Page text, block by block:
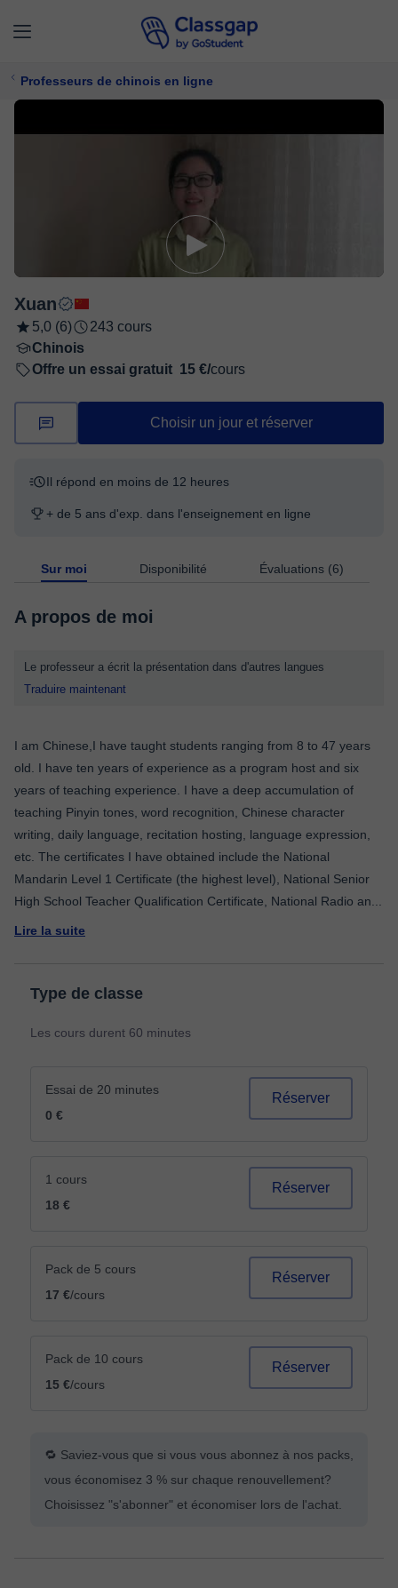
Professeurs de chinois en ligne
Xuan
5,0 (6)
243 cours
Chinois
Offre un essai gratuit 15 €/cours
Choisir un jour et réserver
Il répond en moins de 12 heures
+ de 5 ans d'exp. dans l'enseignement en ligne
Sur moi Disponibilité Évaluations (6)
A propos de moi
Le professeur a écrit la présentation dans d'autres langues
Traduire maintenant
I am Chinese,I have taught students ranging from 8 to 47 years
old. I have ten years of experience as a program host and six
years of teaching experience. I have a deep accumulation of
teaching Pinyin tones, word recognition, Chinese character
writing, daily language, recitation hosting, language expression,
etc. The certificates I have obtained include the National
Mandarin Level 1 Certificate (the highest level), National Senior
High School Teacher Qualification Certificate, National Radio an
Lire la suite
Type de classe
Les cours durent 60 minutes
Essai de 20 minutes
0 €
Réserver
1 cours
18 €
Réserver
Pack de 5 cours
17 €/cours
Réserver
Pack de 10 cours
15 €/cours
Réserver
🔁 Saviez-vous que si vous vous abonnez à nos packs,
vous économisez 3 % sur chaque renouvellement?
Choisissez "s'abonner" et économiser lors de l'achat.